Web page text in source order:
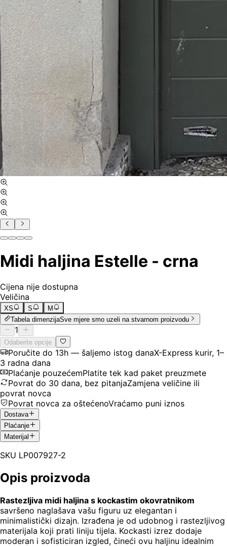
Midi haljina Estelle - crna
Cijena nije dostupna
Veličina
XS S
M
Tabela dimenzijaSve mjere smo uzeli na stvarnom proizvodu
1
Odaberite opcije
Poručite do 13h — šaljemo istog danaX-Express kurir, 1–
3 radna dana
Plaćanje pouzećemPlatite tek kad paket preuzmete
Povrat do 30 dana, bez pitanjaZamjena veličine ili
povrat novca
Povrat novca za oštećenoVraćamo puni iznos
Dostava
Plaćanje
Materijal
SKU LP007927-2
Opis proizvoda
Rastezljiva midi haljina s kockastim okovratnikom
savršeno naglašava vašu figuru uz elegantan i
minimalistički dizajn. Izrađena je od udobnog i rastezljivog
materijala koji prati liniju tijela. Kockasti izrez dodaje
moderan i sofisticiran izgled, čineći ovu haljinu idealnim